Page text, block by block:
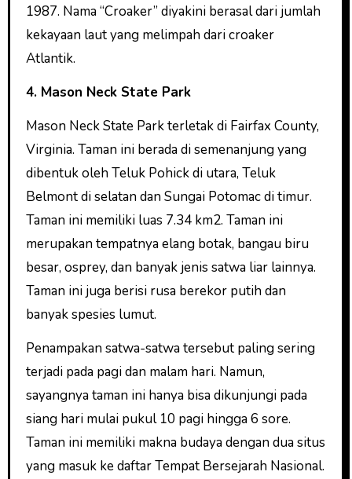
1987. Nama “Croaker” diyakini berasal dari jumlah
kekayaan laut yang melimpah dari croaker
Atlantik.
4. Mason Neck State Park
Mason Neck State Park terletak di Fairfax County,
Virginia. Taman ini berada di semenanjung yang
dibentuk oleh Teluk Pohick di utara, Teluk
Belmont di selatan dan Sungai Potomac di timur.
Taman ini memiliki luas 7.34 km2. Taman ini
merupakan tempatnya elang botak, bangau biru
besar, osprey, dan banyak jenis satwa liar lainnya.
Taman ini juga berisi rusa berekor putih dan
banyak spesies lumut.
Penampakan satwa-satwa tersebut paling sering
terjadi pada pagi dan malam hari. Namun,
sayangnya taman ini hanya bisa dikunjungi pada
siang hari mulai pukul 10 pagi hingga 6 sore.
Taman ini memiliki makna budaya dengan dua situs
yang masuk ke daftar Tempat Bersejarah Nasional.